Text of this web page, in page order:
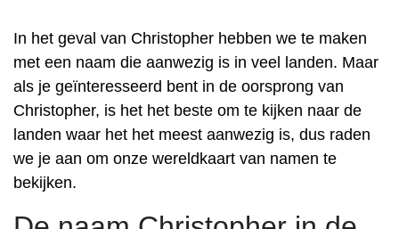
In het geval van Christopher hebben we te maken
met een naam die aanwezig is in veel landen. Maar
als je geïnteresseerd bent in de oorsprong van
Christopher, is het het beste om te kijken naar de
landen waar het het meest aanwezig is, dus raden
we je aan om onze wereldkaart van namen te
bekijken.